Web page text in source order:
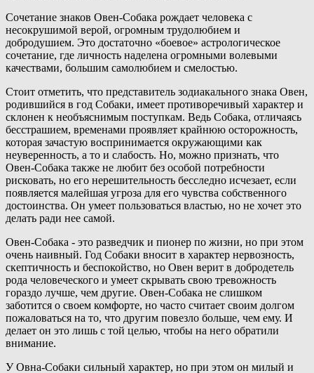
Сочетание знаков Овен-Собака рождает человека с
несокрушимой верой, огромным трудолюбием и
добродушием. Это достаточно «боевое» астрологическое
сочетание, где личность наделена огромными волевыми
качествами, большим самолюбием и смелостью.
Стоит отметить, что представитель зодиакального знака Овен,
родившийся в год Собаки, имеет противоречивый характер и
склонен к необъяснимым поступкам. Ведь Собака, отличаясь
бесстрашием, временами проявляет крайнюю осторожность,
которая зачастую воспринимается окружающими как
неуверенность, а то и слабость. Но, можно признать, что
Овен-Собака также не любит без особой потребности
рисковать, но его нерешительность бесследно исчезает, если
появляется малейшая угроза для его чувства собственного
достоинства. Он умеет пользоваться властью, но не хочет это
делать ради нее самой.
Овен-Собака - это разведчик и пионер по жизни, но при этом
очень наивный. Год Собаки вносит в характер нервозность,
скептичность и беспокойство, но Овен верит в добродетель
рода человеческого и умеет скрывать свою тревожность
гораздо лучше, чем другие. Овен-Собака не слишком
заботится о своем комфорте, но часто считает своим долгом
пожаловаться на то, что другим повезло больше, чем ему. И
делает он это лишь с той целью, чтобы на него обратили
внимание.
У Овна-Собаки сильный характер, но при этом он милый и